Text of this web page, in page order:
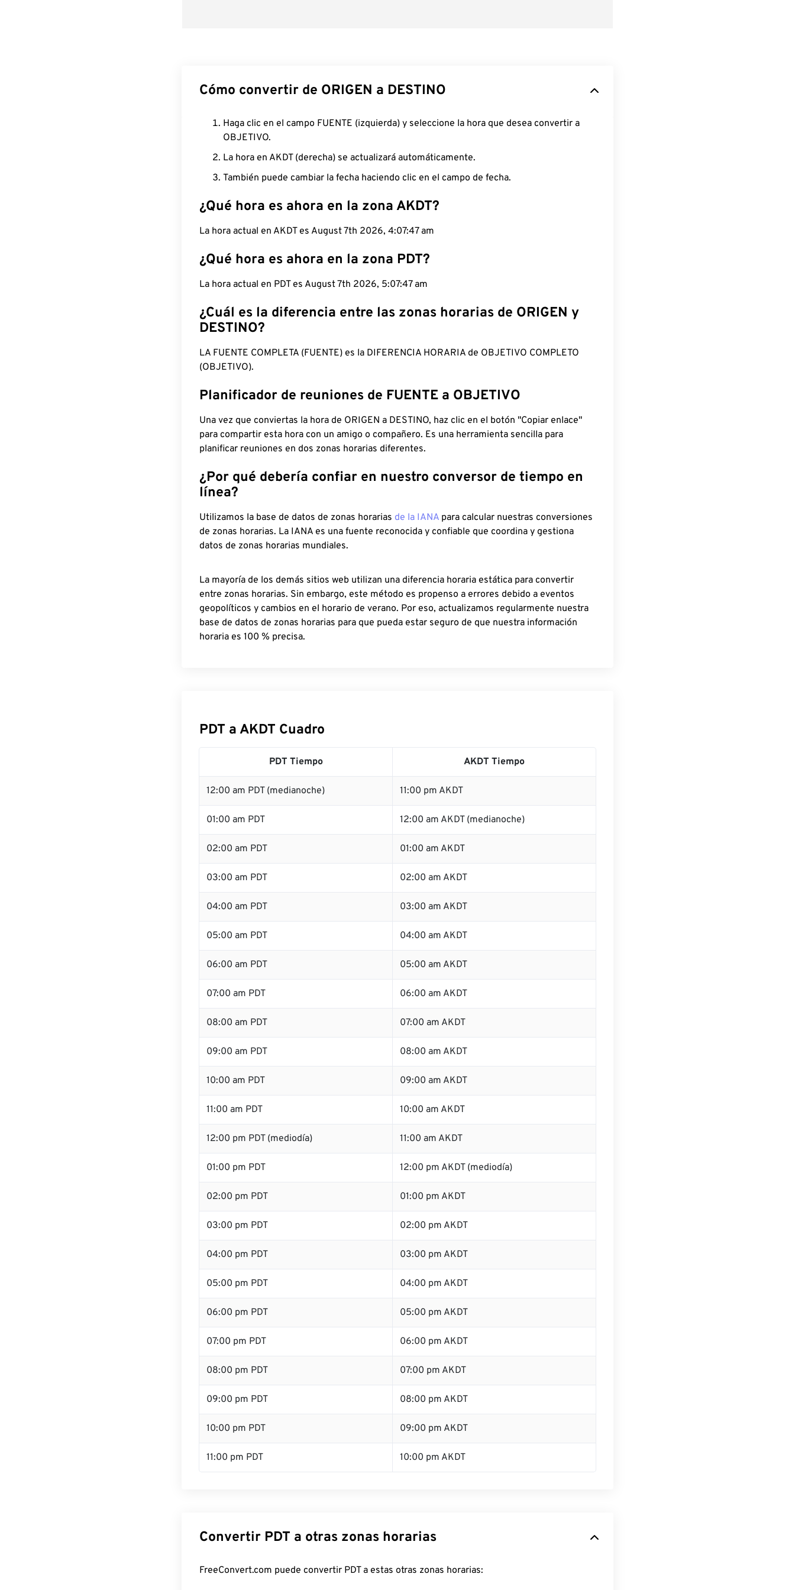
Cómo convertir de ORIGEN a DESTINO
Haga clic en el campo FUENTE (izquierda) y seleccione la hora que desea convertir a
OBJETIVO.
La hora en AKDT (derecha) se actualizará automáticamente.
También puede cambiar la fecha haciendo clic en el campo de fecha.
¿Qué hora es ahora en la zona AKDT?
La hora actual en AKDT es August 7th 2026, 4:07:48 am
¿Qué hora es ahora en la zona PDT?
La hora actual en PDT es August 7th 2026, 5:07:48 am
¿Cuál es la diferencia entre las zonas horarias de ORIGEN y
DESTINO?
LA FUENTE COMPLETA (FUENTE) es la DIFERENCIA HORARIA de OBJETIVO COMPLETO
(OBJETIVO).
Planificador de reuniones de FUENTE a OBJETIVO
Una vez que conviertas la hora de ORIGEN a DESTINO, haz clic en el botón "Copiar enlace"
para compartir esta hora con un amigo o compañero. Es una herramienta sencilla para
planificar reuniones en dos zonas horarias diferentes.
¿Por qué debería confiar en nuestro conversor de tiempo en
línea?
Utilizamos la base de datos de zonas horarias de la IANA para calcular nuestras conversiones
de zonas horarias. La IANA es una fuente reconocida y confiable que coordina y gestiona
datos de zonas horarias mundiales.
La mayoría de los demás sitios web utilizan una diferencia horaria estática para convertir
entre zonas horarias. Sin embargo, este método es propenso a errores debido a eventos
geopolíticos y cambios en el horario de verano. Por eso, actualizamos regularmente nuestra
base de datos de zonas horarias para que pueda estar seguro de que nuestra información
horaria es 100 % precisa.
PDT a AKDT Cuadro
PDT Tiempo AKDT Tiempo
12:00 am PDT (medianoche) 11:00 pm AKDT
01:00 am PDT 12:00 am AKDT (medianoche)
02:00 am PDT 01:00 am AKDT
03:00 am PDT 02:00 am AKDT
04:00 am PDT 03:00 am AKDT
05:00 am PDT 04:00 am AKDT
06:00 am PDT 05:00 am AKDT
07:00 am PDT 06:00 am AKDT
08:00 am PDT 07:00 am AKDT
09:00 am PDT 08:00 am AKDT
10:00 am PDT 09:00 am AKDT
11:00 am PDT 10:00 am AKDT
12:00 pm PDT (mediodía) 11:00 am AKDT
01:00 pm PDT 12:00 pm AKDT (mediodía)
02:00 pm PDT 01:00 pm AKDT
03:00 pm PDT 02:00 pm AKDT
04:00 pm PDT 03:00 pm AKDT
05:00 pm PDT 04:00 pm AKDT
06:00 pm PDT 05:00 pm AKDT
07:00 pm PDT 06:00 pm AKDT
08:00 pm PDT 07:00 pm AKDT
09:00 pm PDT 08:00 pm AKDT
10:00 pm PDT 09:00 pm AKDT
11:00 pm PDT 10:00 pm AKDT
Convertir PDT a otras zonas horarias
FreeConvert.com puede convertir PDT a estas otras zonas horarias: